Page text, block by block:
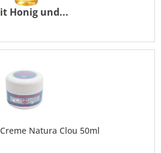
Natura Clou 50ml
Honig und...